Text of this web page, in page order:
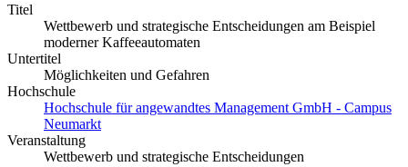
Titel
Wettbewerb und strategische Entscheidungen am Beispiel
moderner Kaffeeautomaten
Untertitel
Möglichkeiten und Gefahren
Hochschule
Hochschule für angewandtes Management GmbH - Campus
Neumarkt
Veranstaltung
Wettbewerb und strategische Entscheidungen